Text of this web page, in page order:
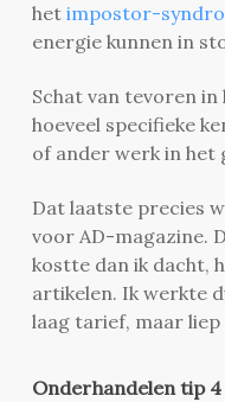
hetimpostor-
energie kunnen in
Schat van tevoren in
hoeveel specifieke
of ander werk in het
Dat laatste precies
voor AD-magazine.
kostte dan ik dacht,
artikelen. Ik werkte
laag tarief, maar
Onderhandelen tip